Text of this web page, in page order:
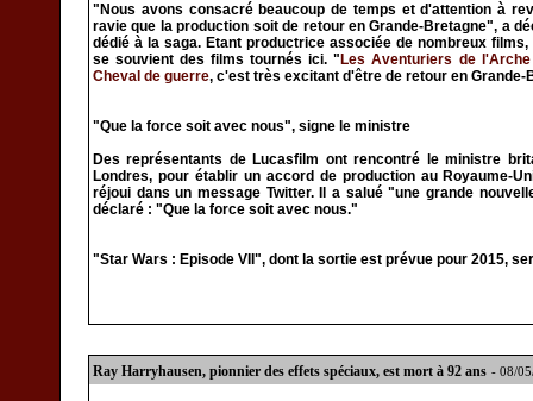
"Nous avons consacré beaucoup de temps et d'attention à
ravie que la production soit de retour en Grande-Bretagne", a
dédié à la saga. Etant productrice associée de nombreux
se souvient des films tournés ici. " Les Aventuriers de l'Arche
Cheval de guerre, c'est très excitant d'être de retour en Grande-
"Que la force soit avec nous", signe le ministre
Des représentants de Lucasfilm ont rencontré le ministre
Londres, pour établir un accord de production au Royaume-
réjoui dans un message Twitter. Il a salué "une grande
déclaré : "Que la force soit avec nous."
"Star Wars : Episode VII", dont la sortie est prévue pour 2015,
Ray Harryhausen, pionnier des effets spéciaux, est mort à 92 ans - 08/